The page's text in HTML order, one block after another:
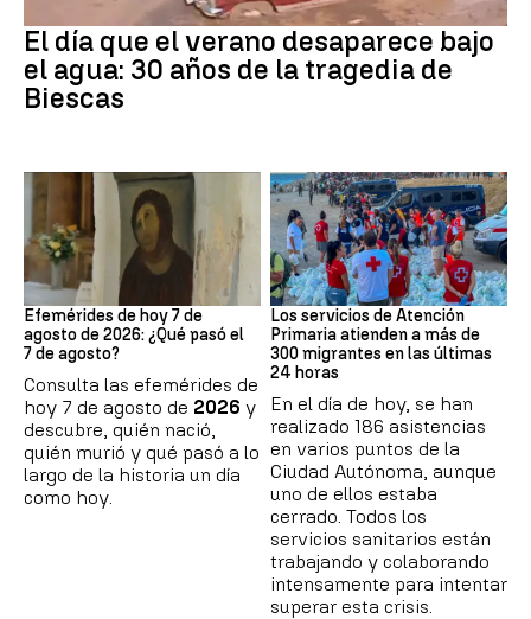
El día que el verano desaparece bajo
el agua: 30 años de la tragedia de
Biescas
Efemérides
Efemérides de hoy 7 de
agosto de 2026: ¿Qué pasó el
7 de agosto?
Consulta las efemérides de
hoy 7 de agosto de 2026 y
descubre, quién nació,
quién murió y qué pasó a lo
largo de la historia un día
como hoy.
Crisis migratoria
Los servicios de Atención
Primaria atienden a más de
300 migrantes en las últimas
24 horas
En el día de hoy, se han
realizado 186 asistencias
en varios puntos de la
Ciudad Autónoma, aunque
uno de ellos estaba
cerrado. Todos los
servicios sanitarios están
trabajando y colaborando
intensamente para intentar
superar esta crisis.